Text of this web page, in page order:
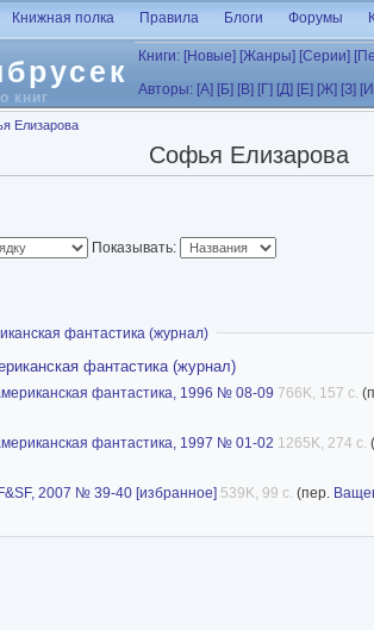
книг
Книжная полка Правила Блоги Форумы
Книги: [Новые] [Жанры] [Серии]
Авторы: [А] [Б] [В] [Г] [Д] [Е] [Ж] [З]
Елизарова
Софья Елизарова
Показывать:
фантастика (журнал)
фантастика (журнал)
фантастика, 1996 № 08-09 766K, 157 с.
фантастика, 1997 № 01-02 1265K, 274 с.
2007 № 39-40 [избранное] 539K, 99 с. (пер.